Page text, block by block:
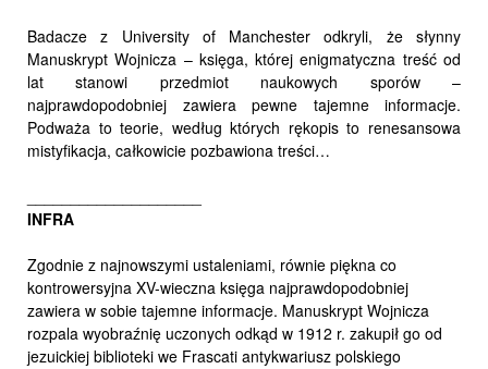
Badacze z University of Manchester odkryli, że słynny
Manuskrypt Wojnicza – księga, której enigmatyczna treść od
lat stanowi przedmiot naukowych sporów –
najprawdopodobniej zawiera pewne tajemne informacje.
Podważa to teorie, według których rękopis to renesansowa
mistyfikacja, całkowicie pozbawiona treści…
INFRA
Zgodnie z najnowszymi ustaleniami, równie piękna co
kontrowersyjna XV-wieczna księga najprawdopodobniej
zawiera w sobie tajemne informacje. Manuskrypt Wojnicza
rozpala wyobraźnię uczonych odkąd w 1912 r. zakupił go od
jezuickiej biblioteki we Frascati antykwariusz polskiego